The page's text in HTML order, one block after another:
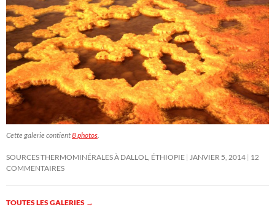
Cette galerie contient8 photos.
SOURCES THERMOMINÉRALES À DALLOL, ÉTHIOPIE JANVIER 5, 2014 12
COMMENTAIRES
TOUTES LES GALERIES →